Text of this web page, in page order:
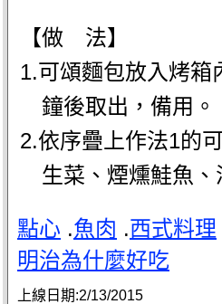
【做 法】
1.可頌麵包放入烤
鐘後取出，備用。
2.依序疊上作法1的
生菜、煙燻鮭魚、
點心 .魚肉 .西式料理
明治為什麼好吃
上線日期:2/13/2015